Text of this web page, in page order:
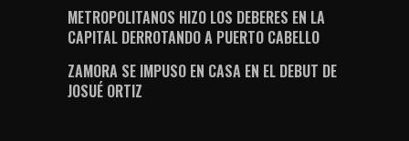
METROPOLITANOS HIZO LOS DEBERES EN LA
CAPITAL DERROTANDO A PUERTO CABELLO
ZAMORA SE IMPUSO EN CASA EN EL DEBUT DE
JOSUÉ ORTIZ